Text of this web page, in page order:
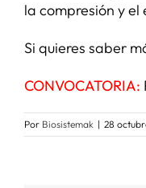
la compresión y
Si quieres saber
CONVOCATORIA:
Por Biosistemak | 28